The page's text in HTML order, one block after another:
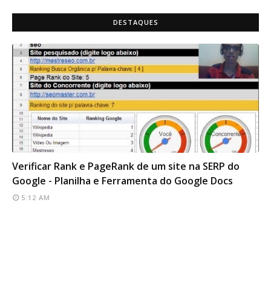
DESTAQUES
SEO TOOLS
Verificar Rank e PageRank de um site na SERP do
Google - Planilha e Ferramenta do Google Docs
5:12 AM